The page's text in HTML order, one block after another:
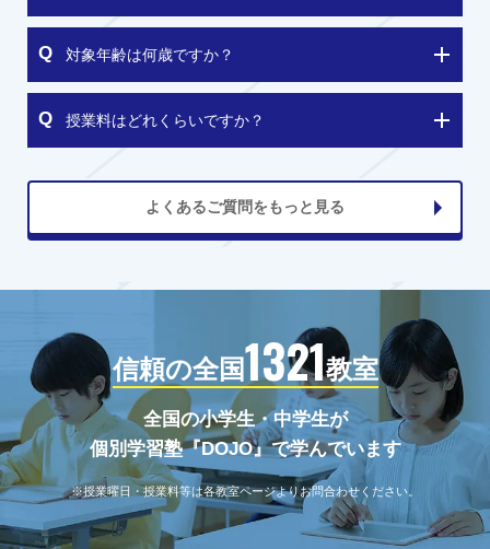
対象年齢は何歳ですか？
授業料はどれくらいですか？
よくあるご質問をもっと見る
信頼の全国1321教室
全国の小学生・中学生が
個別学習塾『DOJO』で学んでいます
※授業曜日・授業料等は各教室ページよりお問合わせください。